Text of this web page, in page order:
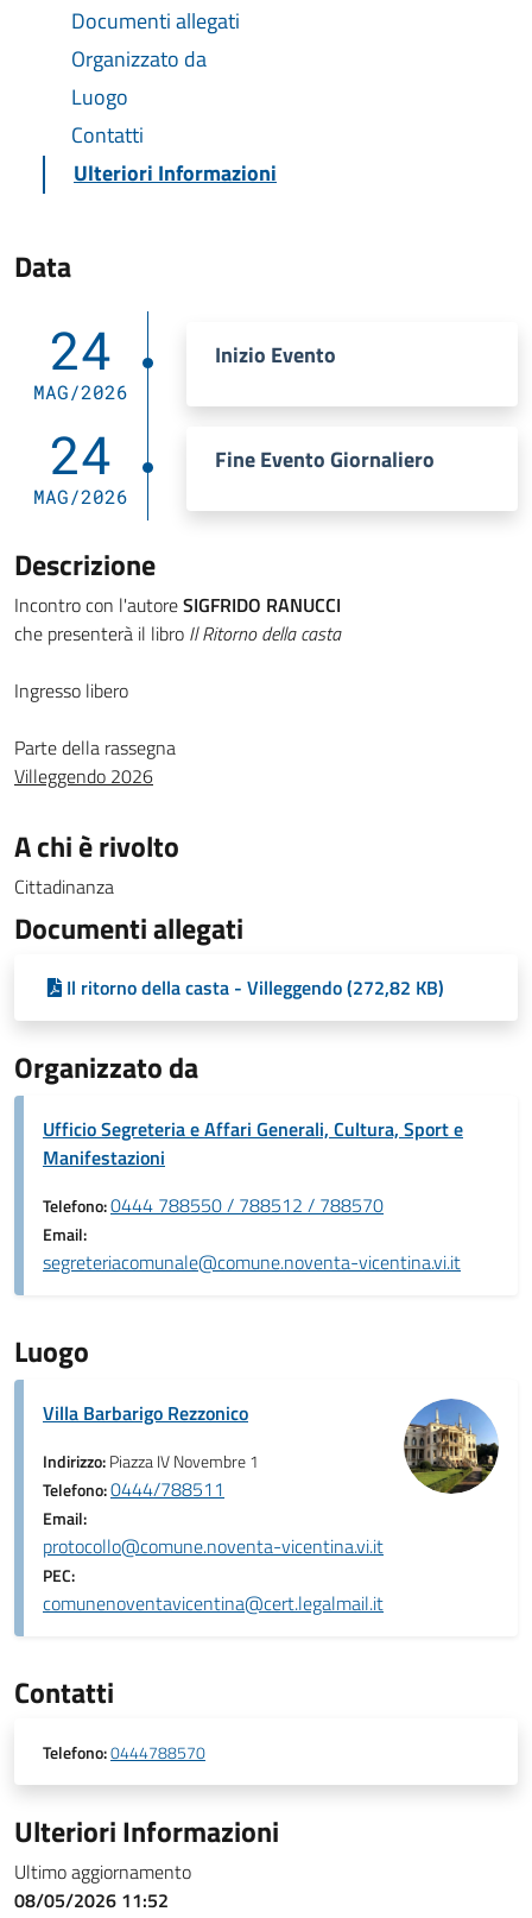
Documenti allegati
Organizzato da
Luogo
Contatti
Ulteriori Informazioni
Data
24
MAG/2026
Inizio Evento
24
MAG/2026
Fine Evento Giornaliero
Descrizione
Incontro con l'autoreSIGFRIDO RANUCCI
che presenterà il libro Il Ritorno della casta
Ingresso libero
Parte della rassegna
Villeggendo 2026
A chi è rivolto
Cittadinanza
Documenti allegati
Il ritorno della casta - Villeggendo (272,82 KB)
Organizzato da
Ufficio Segreteria e Affari Generali, Cultura, Sport e
Manifestazioni
Telefono:0444 788550 / 788512 / 788570
Email:
segreteriacomunale@comune.noventa-vicentina.vi.it
Luogo
Villa Barbarigo Rezzonico
Indirizzo:Piazza IV Novembre 1
Telefono:0444/788511
Email:
protocollo@comune.noventa-vicentina.vi.it
PEC:
comunenoventavicentina@cert.legalmail.it
Contatti
Telefono:0444788570
Ulteriori Informazioni
Ultimo aggiornamento
08/05/2026 11:52